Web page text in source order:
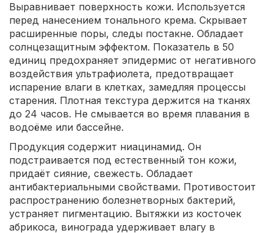
Выравнивает поверхность кожи. Используется
перед нанесением тонального крема. Скрывает
расширенные поры, следы постакне. Обладает
солнцезащитным эффектом. Показатель в 50
единиц предохраняет эпидермис от негативного
воздействия ультрафиолета, предотвращает
испарение влаги в клетках, замедляя процессы
старения. Плотная текстура держится на тканях
до 24 часов. Не смывается во время плавания в
водоёме или бассейне.
Продукция содержит ниацинамид. Он
подстраивается под естественный тон кожи,
придаёт сияние, свежесть. Обладает
антибактериальными свойствами. Противостоит
распространению болезнетворных бактерий,
устраняет пигментацию. Вытяжки из косточек
абрикоса, винограда удерживает влагу в